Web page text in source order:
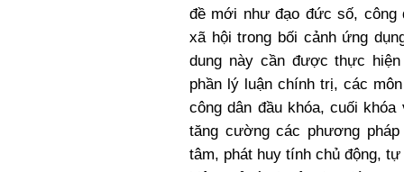
đề mới như đạo đức số, công
xã hội trong bối cảnh ứng
dung này cần được thực
phần lý luận chính trị, các
công dân đầu khóa, cuối
tăng cường các phương
tâm, phát huy tính chủ động,